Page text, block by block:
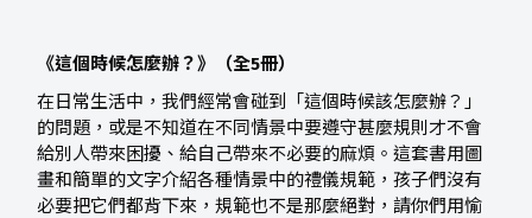
《這個時候怎麼辦？》（全5冊）
在日常生活中，我們經常會碰到「這個時候該怎麼辦？」
的問題，或是不知道在不同情景中要遵守甚麼規則才不會
給別人帶來困擾、給自己帶來不必要的麻煩。這套書用圖
畫和簡單的文字介紹各種情景中的禮儀規範，孩子們沒有
必要把它們都背下來，規範也不是那麼絕對，請你們用愉